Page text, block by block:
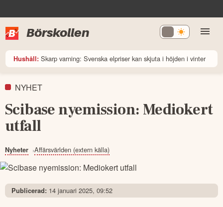
Börskollen
Hushåll: Skarp varning: Svenska elpriser kan skjuta i höjden i vinter
NYHET
Scibase nyemission: Mediokert
utfall
Nyheter Affärsvärlden (extern källa)
Publicerad: 14 januari 2025, 09:52